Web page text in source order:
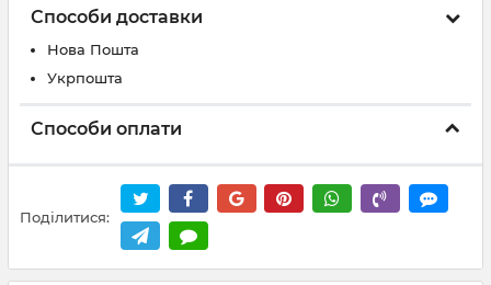
Способи доставки
Нова Пошта
Укрпошта
Способи оплати
Поділитися: